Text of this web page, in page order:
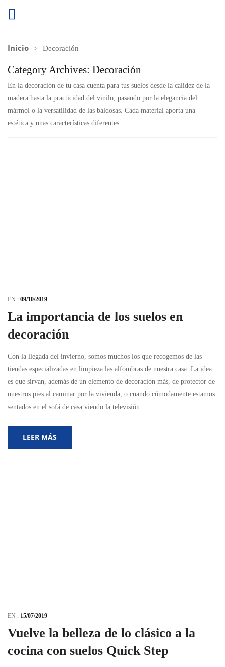
Inicio Decoración
Category Archives: Decoración
En la decoración de tu casa cuenta para tus suelos desde la calidez de la
madera hasta la practicidad del vinilo, pasando por la elegancia del
mármol o la versatilidad de las baldosas. Cada material aporta una
estética y unas características diferentes.
EN : 09/10/2019
La importancia de los suelos en
decoración
Con la llegada del invierno, somos muchos los que recogemos de las
tiendas especializadas en limpieza las alfombras de nuestra casa. La idea
es que sirvan, además de un elemento de decoración más, de protector de
nuestros pies al caminar por la vivienda, o cuando cómodamente estamos
sentados en el sofá de casa viendo la televisión.
LEER MÁS
EN : 15/07/2019
Vuelve la belleza de lo clásico a la
cocina con suelos Quick Step